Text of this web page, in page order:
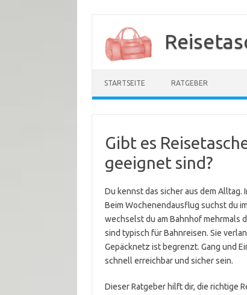
springen
STARTSEITE RATGEBER
Gibt es
geeignet sind?
Du kennst das sicher aus dem
Beim Wochenendausflug suchst du
wechselst du am Bahnhof mehrmals
sind typisch für Bahnreisen. Sie
Gepäcknetz ist begrenzt. Gang und
schnell erreichbar und sicher sein.
Dieser Ratgeber hilft dir, die richtige